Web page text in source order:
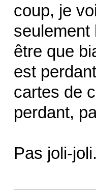
coup, je
seulement
être que
est
cartes de
perdant,
Pas joli-